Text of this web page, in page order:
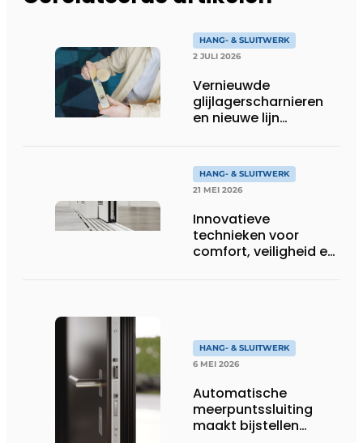
HANG- & SLUITWERK
2 JULI 2026
Vernieuwde
glijlagerscharnieren
en nieuwe lijn
HANG- & SLUITWERK
21 MEI 2026
Innovatieve
technieken voor
comfort, veiligheid en
HANG- & SLUITWERK
6 MEI 2026
Automatische
meerpuntssluiting
maakt bijstellen